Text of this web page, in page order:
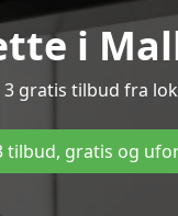
i
gratis tilbud fra
tilbud, gratis og